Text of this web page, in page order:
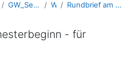
GW_SemesterInformationen_Linz WS 2024 Rundbrief am Semesterbeginn - für Höhersemestrige
- für